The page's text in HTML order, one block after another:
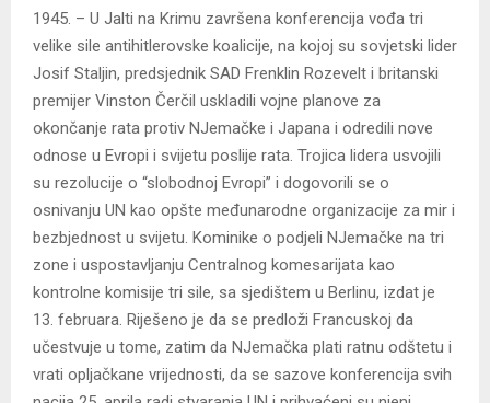
1945. – U Jalti na Krimu završena konferencija vođa tri
velike sile antihitlerovske koalicije, na kojoj su sovjetski lider
Josif Staljin, predsjednik SAD Frenklin Rozevelt i britanski
premijer Vinston Čerčil uskladili vojne planove za
okončanje rata protiv NJemačke i Japana i odredili nove
odnose u Evropi i svijetu poslije rata. Trojica lidera usvojili
su rezolucije o “slobodnoj Evropi” i dogovorili se o
osnivanju UN kao opšte međunarodne organizacije za mir i
bezbjednost u svijetu. Kominike o podjeli NJemačke na tri
zone i uspostavljanju Centralnog komesarijata kao
kontrolne komisije tri sile, sa sjedištem u Berlinu, izdat je
13. februara. Riješeno je da se predloži Francuskoj da
učestvuje u tome, zatim da NJemačka plati ratnu odštetu i
vrati opljačkane vrijednosti, da se sazove konferencija svih